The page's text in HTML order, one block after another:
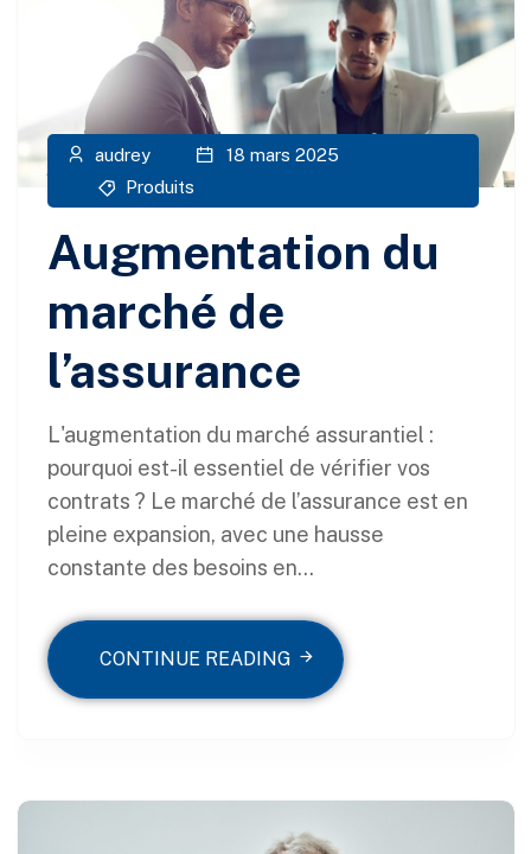
audrey
18 mars 2025
Produits
Augmentation du
marché de
l’assurance
L'augmentation du marché assurantiel :
pourquoi est-il essentiel de vérifier vos
contrats ? Le marché de l’assurance est en
pleine expansion, avec une hausse
constante des besoins en...
CONTINUE READING